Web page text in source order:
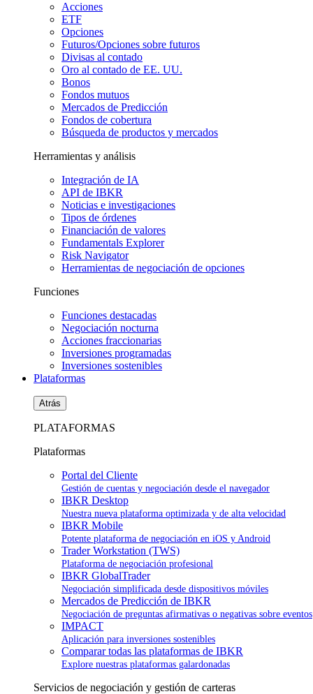
Acciones
ETF
Opciones
Futuros/Opciones sobre futuros
Divisas al contado
Oro al contado de EE. UU.
Bonos
Fondos mutuos
Mercados de Predicción
Fondos de cobertura
Búsqueda de productos y mercados
Herramientas y análisis
Integración de IA
API de IBKR
Noticias e investigaciones
Tipos de órdenes
Financiación de valores
Fundamentals Explorer
Risk Navigator
Herramientas de negociación de opciones
Funciones
Funciones destacadas
Negociación nocturna
Acciones fraccionarias
Inversiones programadas
Inversiones sostenibles
Plataformas
Atrás
PLATAFORMAS
Plataformas
Portal del Cliente
Gestión de cuentas y negociación desde el navegador
IBKR Desktop
Nuestra nueva plataforma optimizada y de alta velocidad
IBKR Mobile
Potente plataforma de negociación en iOS y Android
Trader Workstation (TWS)
Plataforma de negociación profesional
IBKR GlobalTrader
Negociación simplificada desde dispositivos móviles
Mercados de Predicción de IBKR
Negociación de preguntas afirmativas o negativas sobre eventos
IMPACT
Aplicación para inversiones sostenibles
Comparar todas las plataformas de IBKR
Explore nuestras plataformas galardonadas
Servicios de negociación y gestión de carteras